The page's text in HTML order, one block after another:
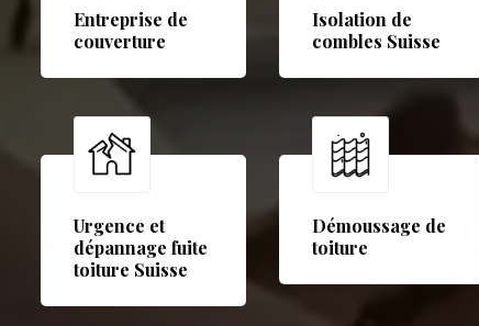
Entreprise de
couverture
Isolation de
combles Suisse
Urgence et
dépannage fuite
toiture Suisse
Démoussage de
toiture